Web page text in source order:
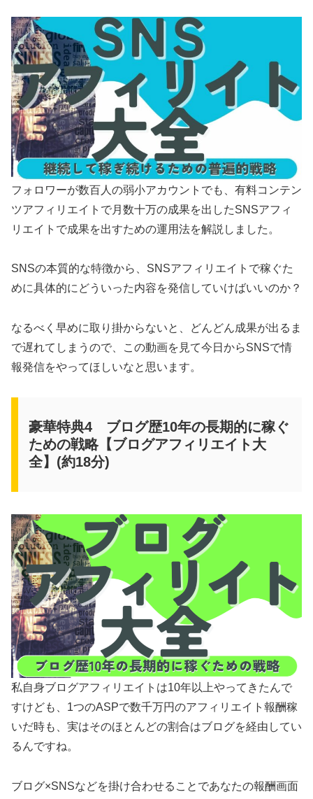
フォロワーが数百人の弱小アカウントでも、有料コンテン
ツアフィリエイトで月数十万の成果を出したSNSアフィ
リエイトで成果を出すための運用法を解説しました。
SNSの本質的な特徴から、SNSアフィリエイトで稼ぐた
めに具体的にどういった内容を発信していけばいいのか？
なるべく早めに取り掛からないと、どんどん成果が出るま
で遅れてしまうので、この動画を見て今日からSNSで情
報発信をやってほしいなと思います。
豪華特典4 ブログ歴10年の長期的に稼ぐ
ための戦略【ブログアフィリエイト大
全】(約18分)
私自身ブログアフィリエイトは10年以上やってきたんで
すけども、1つのASPで数千万円のアフィリエイト報酬稼
いだ時も、実はそのほとんどの割合はブログを経由してい
るんですね。
ブログ×SNSなどを掛け合わせることであなたの報酬画面